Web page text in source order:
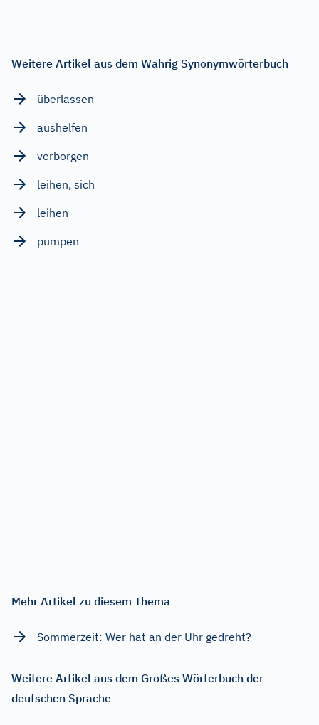
Weitere Artikel aus dem Wahrig Synonymwörterbuch
überlassen
aushelfen
verborgen
leihen, sich
leihen
pumpen
Mehr Artikel zu diesem Thema
Sommerzeit: Wer hat an der Uhr gedreht?
Weitere Artikel aus dem Großes Wörterbuch der
deutschen Sprache